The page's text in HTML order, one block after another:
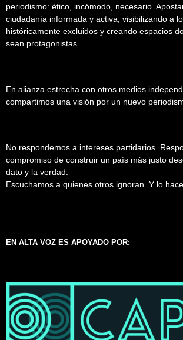
periodismo: ético, incómodo, necesario.
ciudadanía informada y activa, visibilizando a
históricamente excluidos y creando espacios
sean protagonistas.
En alianza estrecha con otros medios
compartimos una visión por un nuevo
No respondemos a intereses partidarios.
compromiso de construir un país más justo
dato y la verdad.
Escuchamos a quienes otros ignoran. Y lo
EN ALTA VOZ ES APOYADO POR: